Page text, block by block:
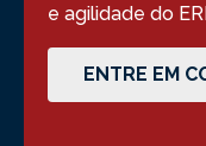
e agilidade do
ENTRE EM